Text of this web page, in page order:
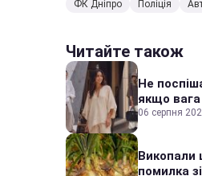
ФК Дніпро Поліція
Читайте також
Не
якщо вага
06 серпня
Викопали
помилка